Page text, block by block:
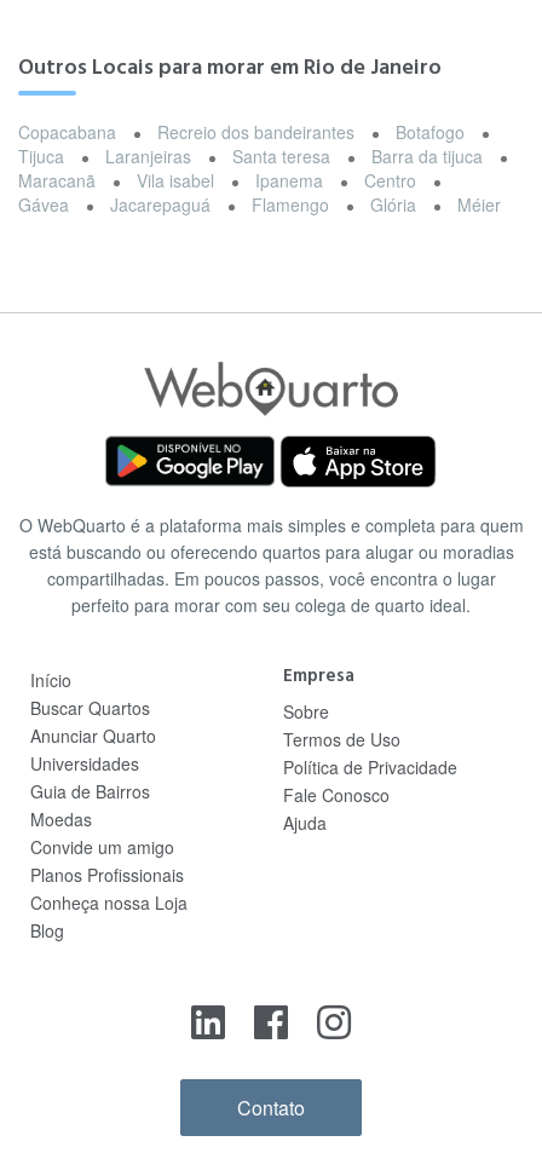
Outros Locais para morar em Rio de Janeiro
Copacabana Recreio dos bandeirantes
Botafogo
Tijuca
Laranjeiras Santa teresa
Barra da tijuca
Maracanã
Vila isabel Ipanema
Centro
Gávea
Jacarepaguá Flamengo Glória Méier
O WebQuarto é a plataforma mais simples e completa para quem
está buscando ou oferecendo quartos para alugar ou moradias
compartilhadas. Em poucos passos, você encontra o lugar
perfeito para morar com seu colega de quarto ideal.
Início
Buscar Quartos
Anunciar Quarto
Universidades
Guia de Bairros
Moedas
Convide um amigo
Planos Profissionais
Conheça nossa Loja
Blog
Empresa
Sobre
Termos de Uso
Política de Privacidade
Fale Conosco
Ajuda
Contato